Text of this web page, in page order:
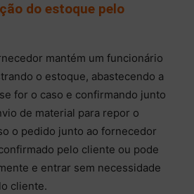
do estoque pelo
mantém um funcionário
o estoque, abastecendo a
for o caso e confirmando junto
de material para repor o
o pedido junto ao fornecedor
pelo cliente ou pode
e entrar sem necessidade
cliente.